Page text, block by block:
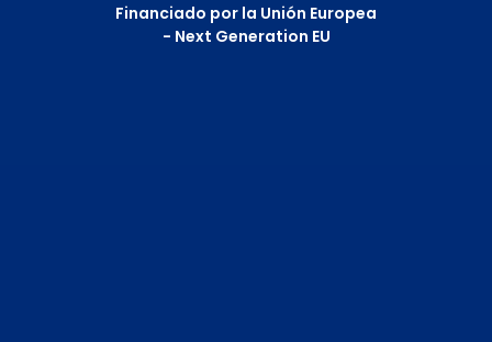
Financiado por la Unión Europea
- Next Generation EU